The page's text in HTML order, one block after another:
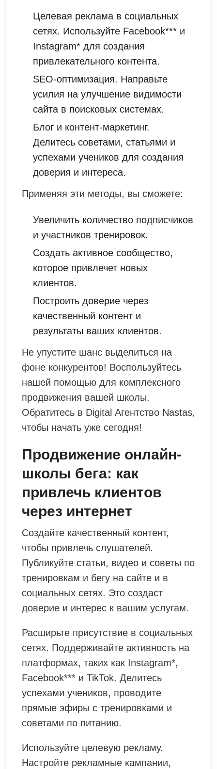
Целевая реклама в социальных
сетях. Используйте Facebook*** и
Instagram* для создания
привлекательного контента.
SEO-оптимизация. Направьте
усилия на улучшение видимости
сайта в поисковых системах.
Блог и контент-маркетинг.
Делитесь советами, статьями и
успехами учеников для создания
доверия и интереса.
Применяя эти методы, вы сможете:
Увеличить количество подписчиков
и участников тренировок.
Создать активное сообщество,
которое привлечет новых
клиентов.
Построить доверие через
качественный контент и
результаты ваших клиентов.
Не упустите шанс выделиться на
фоне конкурентов! Воспользуйтесь
нашей помощью для комплексного
продвижения вашей школы.
Обратитесь в Digital Агентство Nastas,
чтобы начать уже сегодня!
Продвижение онлайн-
школы бега: как
привлечь клиентов
через интернет
Создайте качественный контент,
чтобы привлечь слушателей.
Публикуйте статьи, видео и советы по
тренировкам и бегу на сайте и в
социальных сетях. Это создаст
доверие и интерес к вашим услугам.
Расширьте присутствие в социальных
сетях. Поддерживайте активность на
платформах, таких как Instagram*,
Facebook*** и TikTok. Делитесь
успехами учеников, проводите
прямые эфиры с тренировками и
советами по питанию.
Используйте целевую рекламу.
Настройте рекламные кампании,